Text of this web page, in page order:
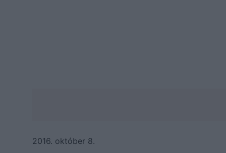
2016. október 8.